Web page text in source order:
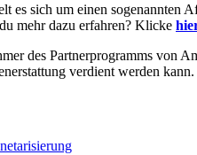
es sich um einen sogenannten
mehr dazu erfahren? Klicke
des Partnerprogramms von
verdient werden kann.